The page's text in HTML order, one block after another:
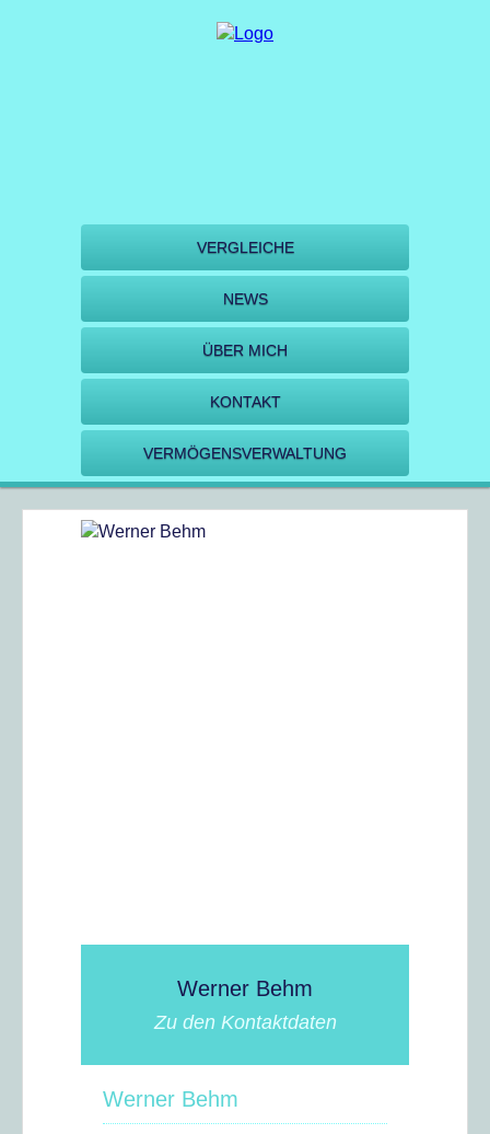
VERGLEICHE
NEWS
ÜBER MICH
KONTAKT
VERMÖGENSVERWALTUNG
Werner Behm
Zu den Kontaktdaten
Werner Behm